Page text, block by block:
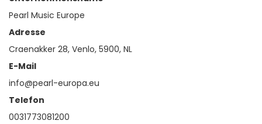
Pearl Music Europe
Adresse
Craenakker 28, Venlo, 5900, NL
E-Mail
info@pearl-europa.eu
Telefon
0031773081200